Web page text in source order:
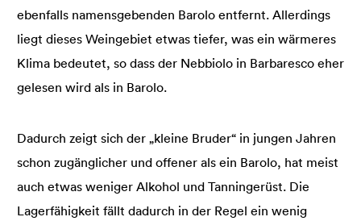
ebenfalls namensgebenden Barolo entfernt. Allerdings
liegt dieses Weingebiet etwas tiefer, was ein wärmeres
Klima bedeutet, so dass der Nebbiolo in Barbaresco eher
gelesen wird als in Barolo.
Dadurch zeigt sich der „kleine Bruder“ in jungen Jahren
schon zugänglicher und offener als ein Barolo, hat meist
auch etwas weniger Alkohol und Tanningerüst. Die
Lagerfähigkeit fällt dadurch in der Regel ein wenig